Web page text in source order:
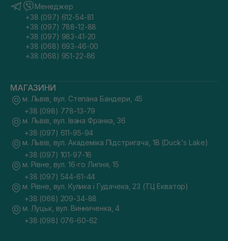
Менеджер
+38 (097) 612-54-81
+38 (097) 788-12-88
+38 (097) 983-41-20
+38 (068) 693-46-00
+38 (068) 951-22-86
МАГАЗИНИ
м. Львів, вул. Степана Бандери, 45
+38 (098) 778-13-79
м. Львів, вул. Івана Франка, 36
+38 (097) 611-95-94
м. Львів, вул. Академіка Підстригача, 1В (Duck's Lake)
+38 (097) 101-97-16
м. Рівне, вул. 16-го Липня, 15
+38 (097) 544-61-44
м. Рівне, вул. Кулика і Гудачека, 23 (ТЦ Екватор)
+38 (068) 209-34-88
м. Луцьк, вул. Винниченка, 4
+38 (098) 076-60-62